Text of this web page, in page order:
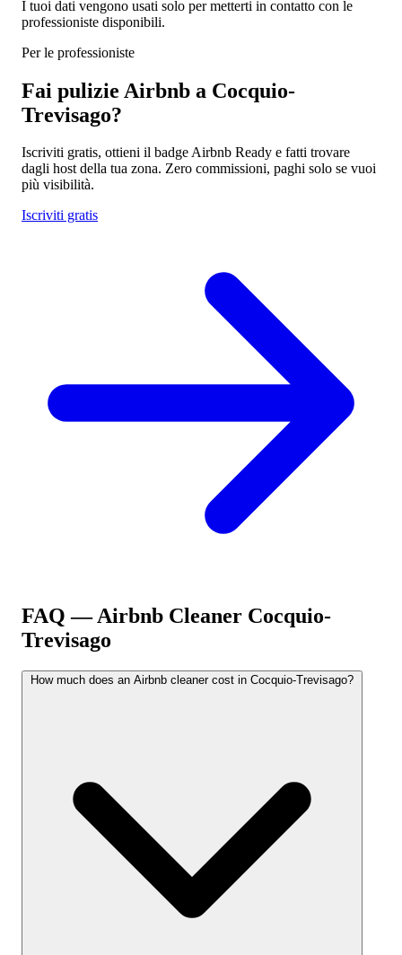
I tuoi dati vengono usati solo per metterti in contatto con le
professioniste disponibili.
Per le professioniste
Fai pulizie Airbnb a Cocquio-
Trevisago?
Iscriviti gratis, ottieni il badge Airbnb Ready e fatti trovare
dagli host della tua zona. Zero commissioni, paghi solo se vuoi
più visibilità.
Iscriviti gratis
FAQ — Airbnb Cleaner Cocquio-
Trevisago
How much does an Airbnb cleaner cost in Cocquio-Trevisago?